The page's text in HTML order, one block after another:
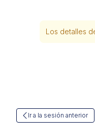
Los detalles
Ir a la sesión anterior